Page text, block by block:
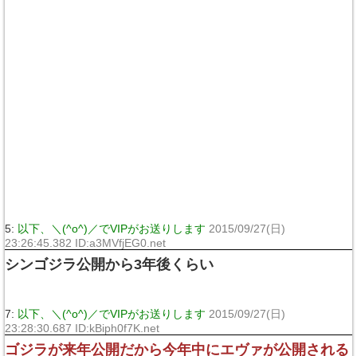
5: 以下、＼(^o^)／でVIPがお送りします 2015/09/27(日)
23:26:45.382 ID:a3MVfjEG0.net
シンゴジラ公開から3年後くらい
7: 以下、＼(^o^)／でVIPがお送りします 2015/09/27(日)
23:28:30.687 ID:kBiph0f7K.net
ゴジラが来年公開だから今年中にエヴァが公開される